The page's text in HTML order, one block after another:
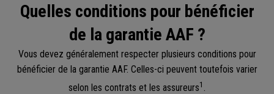
Quelles conditions pour bénéficier
de la garantie AAF ?
Vous devez généralement respecter plusieurs conditions pour
bénéficier de la garantie AAF. Celles-ci peuvent toutefois varier
selon les contrats et les assureurs1 .